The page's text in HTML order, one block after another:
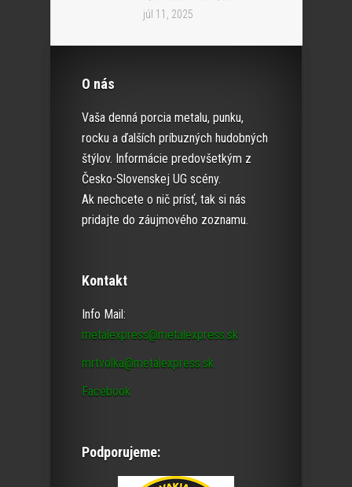
júl 11, 2025
O nás
Vaša denná porcia metalu, punku,
rocku a ďalších príbuzných hudobných
štýlov. Informácie predovšetkým z
Česko-Slovenskej UG scény.
Ak nechcete o nič prísť, tak si nás
pridajte do záujmového zoznamu.
Kontakt
Info Mail:
metalexpress@metalexpress.sk
mrtvolka@metalexpress.sk
Facebook
Podporujeme: